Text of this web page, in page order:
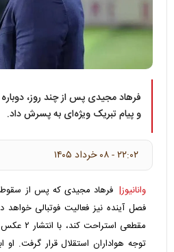
فرهاد مجیدی پس از چند روز،
و پیام تبریک ویژه‌ای به پسرش داد.
۲۲:۰۲ - ۰۸ خرداد ۱۴۰۵
وانانیوز| فرهاد مجیدی که پس از
فصل آینده نیز فعالیت فوتبالی
مقطعی
توجه هواداران استقلال قرار گرفت.